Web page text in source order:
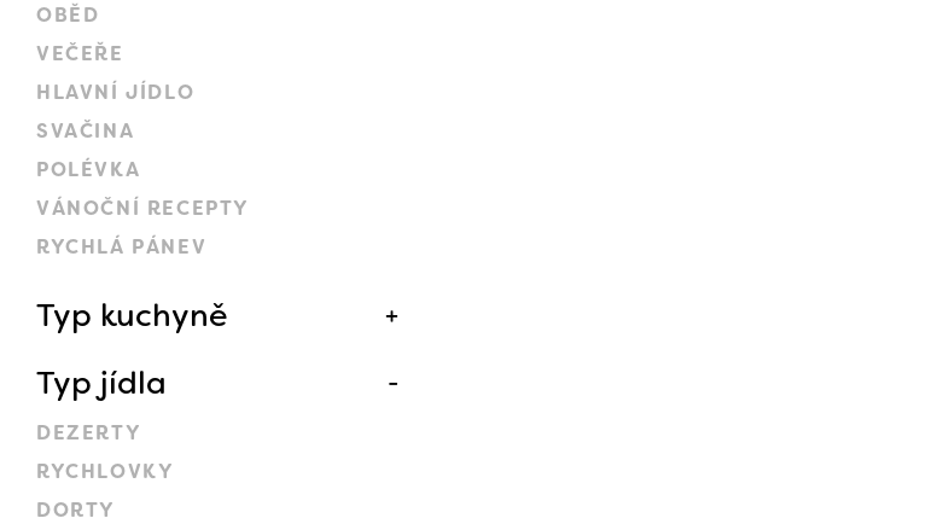
OBĚD
VEČEŘE
HLAVNÍ JÍDLO
SVAČINA
POLÉVKA
VÁNOČNÍ RECEPTY
RYCHLÁ PÁNEV
Typ kuchyně
Typ jídla
DEZERTY
RYCHLOVKY
DORTY